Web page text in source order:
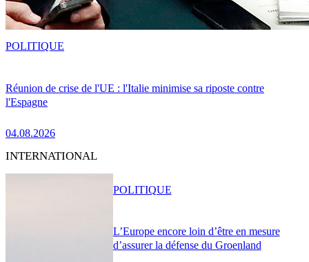
Réunion de crise de l'UE : l'Italie minimise sa riposte contre
l'Espagne
04.08.2026
POLITIQUE
INTERNATIONAL
L’Europe encore loin d’être en mesure
d’assurer la défense du Groenland
POLITIQUE